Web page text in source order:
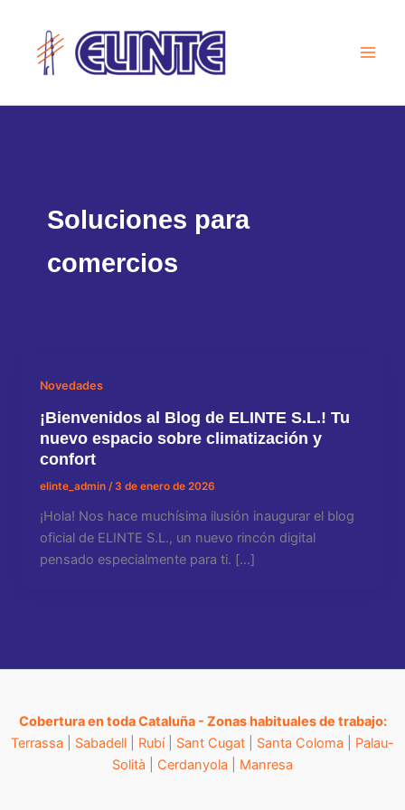
contenido
Soluciones para
comercios
Novedades
¡Bienvenidos al Blog de ELINTE S.L.! Tu
nuevo espacio sobre climatización y
confort
elinte_admin / 3 de enero de 2026
¡Hola! Nos hace muchísima ilusión inaugurar el blog
oficial de ELINTE S.L., un nuevo rincón digital
pensado especialmente para ti. […]
Cobertura en toda Cataluña - Zonas habituales de trabajo:
Terrassa
Sabadell Rubí| Sant Cugat Santa Coloma
Palau-
Solità
Cerdanyola Manresa